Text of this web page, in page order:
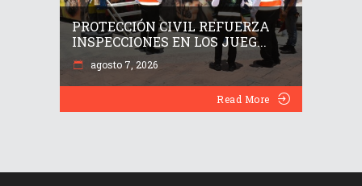
PROTECCIÓN CIVIL REFUERZA
INSPECCIONES EN LOS JUEG...
agosto 7, 2026
Read More